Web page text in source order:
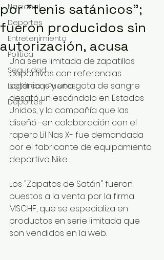
Nacional
Deportes
Entretenimiento
Política
Seguridad
Logística y Puertos
Deportes
por "tenis satánicos";
fueron producidos sin
autorización, acusa
Una serie limitada de zapatillas
deportivas con referencias
satánicas y una gota de sangre
desató un escándalo en Estados
Unidos, y la compañía que las
diseñó -en colaboración con el
rapero Lil Nas X- fue demandada
por el fabricante de equipamiento
deportivo Nike.
Los "Zapatos de Satán" fueron
puestos a la venta por la firma
MSCHF, que se especializa en
productos en serie limitada que
son vendidos en la web.